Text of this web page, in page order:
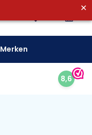
✕
Merken
8,6